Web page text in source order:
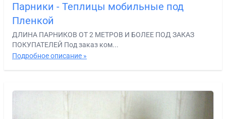
Парники - Теплицы мобильные под
Пленкой
ДЛИНА ПАРНИКОВ ОТ 2 МЕТРОВ И БОЛЕЕ ПОД ЗАКАЗ
ПОКУПАТЕЛЕЙ Под заказ ком...
Подробное описание »